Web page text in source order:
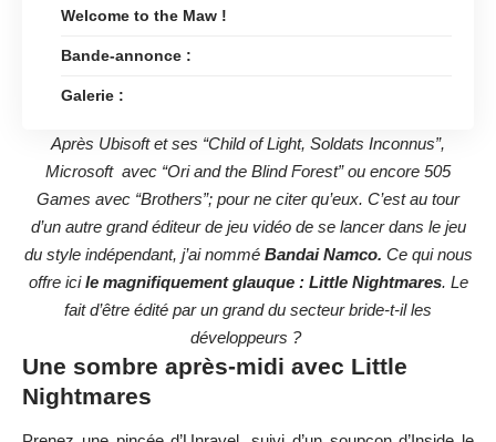
Welcome to the Maw !
Bande-annonce :
Galerie :
Après Ubisoft et ses “Child of Light, Soldats Inconnus”,
Microsoft avec “Ori and the Blind Forest” ou encore 505
Games avec “Brothers”; pour ne citer qu’eux. C’est au tour
d’un autre grand éditeur de jeu vidéo de se lancer dans le jeu
du style indépendant, j’ai nommé Bandai Namco. Ce qui nous
offre icile magnifiquement glauque : Little Nightmares. Le
fait d’être édité par un grand du secteur bride-t-il les
développeurs ?
Une sombre après-midi avec Little
Nightmares